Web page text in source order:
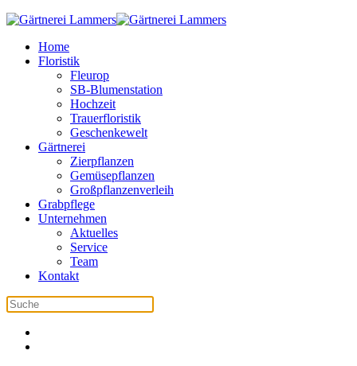
Home
Floristik
Fleurop
SB-Blumenstation
Hochzeit
Trauerfloristik
Geschenkewelt
Gärtnerei
Zierpflanzen
Gemüsepflanzen
Großpflanzenverleih
Grabpflege
Unternehmen
Aktuelles
Service
Team
Kontakt